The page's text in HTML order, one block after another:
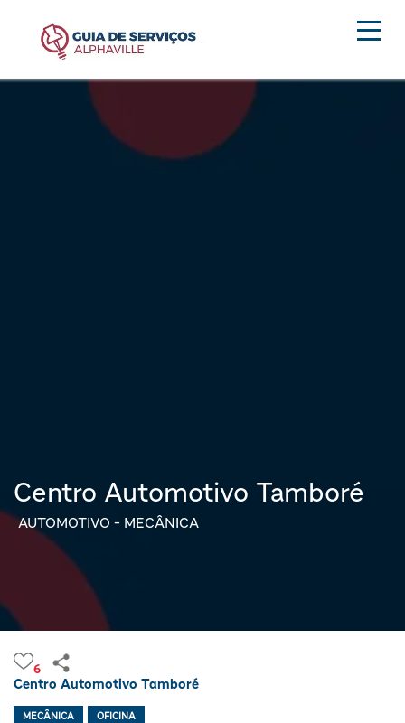
Centro Automotivo Tamboré
AUTOMOTIVO - MECÂNICA
6
Centro Automotivo Tamboré
MECÂNICA OFICINA